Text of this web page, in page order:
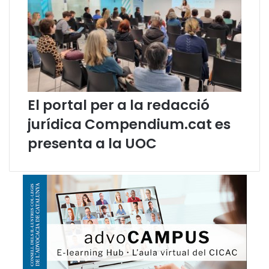
n
t
d
e
m
o
t
s
x
i
e
o
s
e
n
c
a
t
a
El portal per a la redacció
jurídica Compendium.cat es
presenta a la UOC